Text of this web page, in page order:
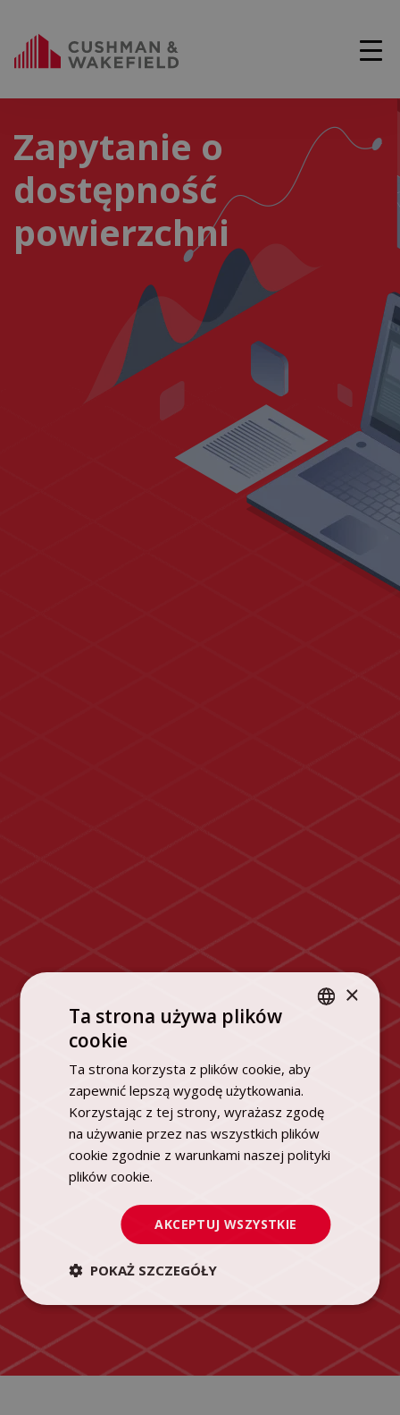
Zapytanie o
dostępność
powierzchni
ENGLISH
×
Ta strona używa plików
cookie
Ta strona korzysta z plików cookie, aby
zapewnić lepszą wygodę użytkowania.
Korzystając z tej strony, wyrażasz zgodę
na używanie przez nas wszystkich plików
cookie zgodnie z warunkami naszej polityki
plików cookie.
AKCEPTUJ WSZYSTKIE
POKAŻ SZCZEGÓŁY